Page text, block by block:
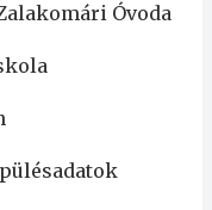
Óvoda